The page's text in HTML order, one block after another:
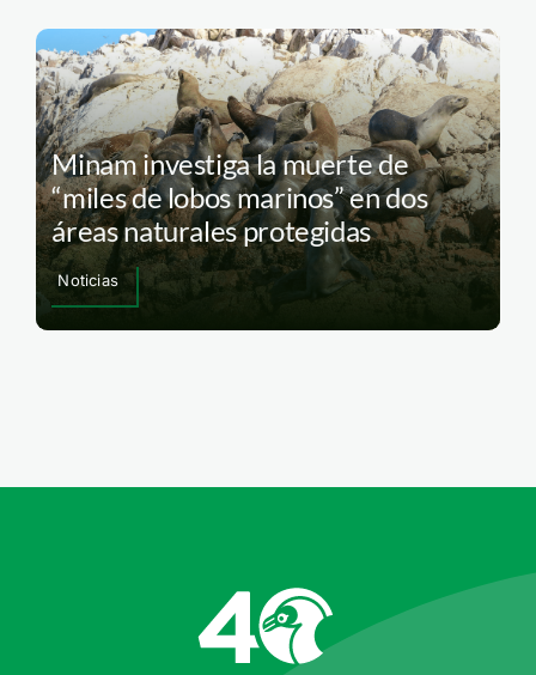
Minam investiga la muerte de
“miles de lobos marinos” en dos
áreas naturales protegidas
Noticias